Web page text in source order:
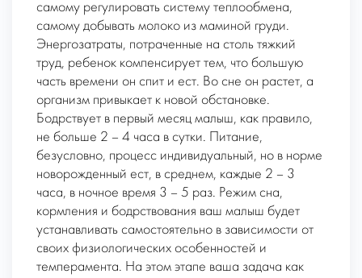
самому регулировать систему теплообмена,
самому добывать молоко из маминой груди.
Энергозатраты, потраченные на столь тяжкий
труд, ребенок компенсирует тем, что большую
часть времени он спит и ест. Во сне он растет, а
организм привыкает к новой обстановке.
Бодрствует в первый месяц малыш, как правило,
не больше 2 – 4 часа в сутки. Питание,
безусловно, процесс индивидуальный, но в норме
новорожденный ест, в среднем, каждые 2 – 3
часа, в ночное время 3 – 5 раз. Режим сна,
кормления и бодрствования ваш малыш будет
устанавливать самостоятельно в зависимости от
своих физиологических особенностей и
темперамента. На этом этапе ваша задача как